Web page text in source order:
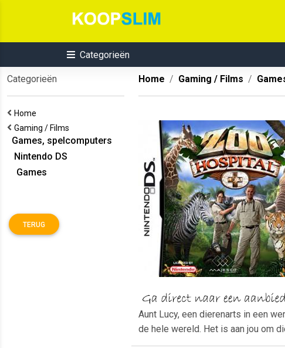
Categorieën
Categorieën
Home
Gaming / Films
Games, spelcomputers
Nintendo DS
Games
TERUG
Home Gaming / Films
Aunt Lucy, een dierenarts in een
de hele wereld. Het is aan jou om